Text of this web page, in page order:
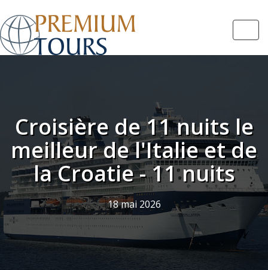
Croisière de 11 nuits le
meilleur de l'Italie et de
la Croatie - 11 nuits
18 mai 2026